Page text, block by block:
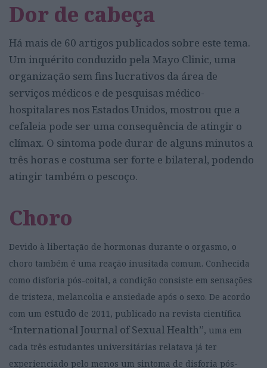
Dor de cabeça
Há mais de 60 artigos publicados sobre este tema.
Um inquérito conduzido pela Mayo Clinic, uma
organização sem fins lucrativos da área de
serviços médicos e de pesquisas médico-
hospitalares nos Estados Unidos, mostrou que a
cefaleia pode ser uma consequência de atingir o
clímax. O sintoma pode durar de alguns minutos a
três horas e costuma ser forte e bilateral, podendo
atingir também o pescoço.
Choro
Devido à libertação de hormonas durante o orgasmo, o
choro também é uma reação inusitada comum. Conhecida
como disforia pós-coital, a condição consiste em sensações
de tristeza, melancolia e ansiedade após o sexo. De acordo
com um estudo de 2011, publicado na revista científica
“International Journal of Sexual Health”, uma em
cada três estudantes universitárias relatava já ter
experienciado pelo menos um sintoma de disforia pós-